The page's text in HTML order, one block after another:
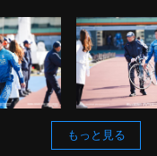
もっと見る